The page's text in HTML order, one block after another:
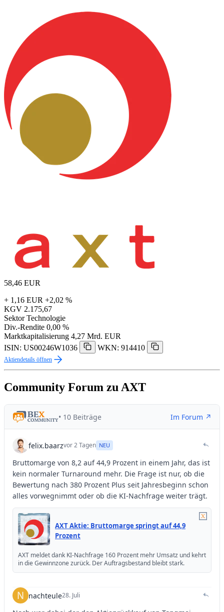
58,46 EUR
+ 1,16 EUR +2,02 %
KGV 2.175,67
Sektor Technologie
Div.-Rendite 0,00 %
Marktkapitalisierung 4,27 Mrd. EUR
ISIN: US00246W1036
WKN: 914410
Aktiendetails öffnen
Community Forum zu AXT